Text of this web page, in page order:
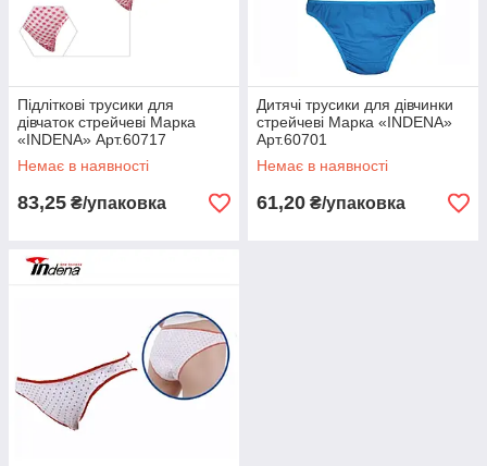
Підліткові трусики для
дівчаток стрейчеві Марка
«INDENA» Арт.60717
Немає в наявності
83,25 ₴/упаковка
Дитячі трусики для дівчинки
стрейчеві Марка «INDENA»
Арт.60701
Немає в наявності
61,20 ₴/упаковка